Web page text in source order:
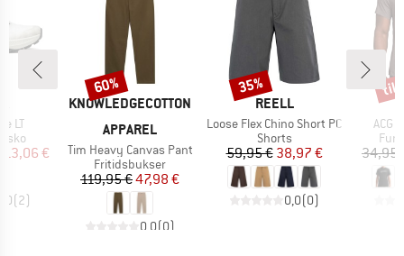
LT
pris
€
(2)
MÆRKE
KNOWLEDGECOTTON
APPAREL
Artikel
Tim Heavy Canvas Pant
Produktgruppe
Fritidsbukser
Pris
119,95 €Nedsat pris
47,98 €
0,0(0)
Rabat
60%
MÆRKE
REELL
Artikel
Loose Flex Chino Short PC
Produktgruppe
Shorts
Pris
59,95 €Nedsat pris
38,97 €
0,0(0)
Rabat
35%
ACG
34,95
til